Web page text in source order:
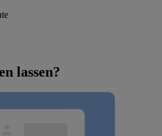
lassen?